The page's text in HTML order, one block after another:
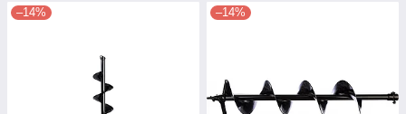
–14% –14%